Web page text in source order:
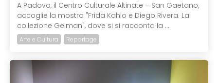
A Padova, il Centro Culturale Altinate – San Gaetano,
accoglie la mostra "Frida Kahlo e Diego Rivera. La
collezione Gelman", dove si si racconta la ...
Arte e Cultura Reportage